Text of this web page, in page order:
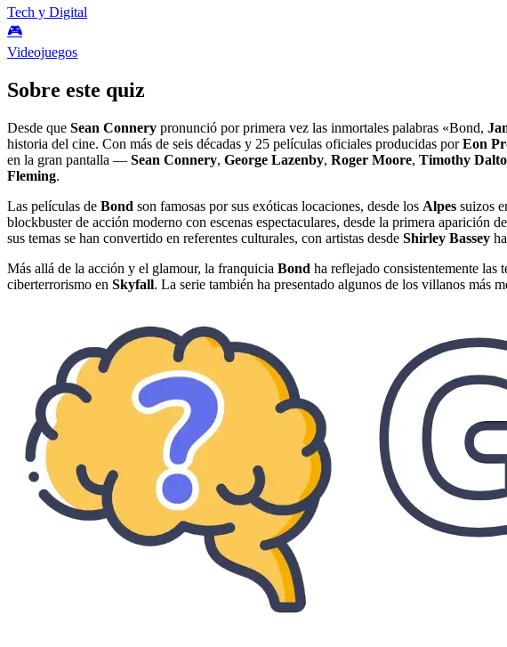
Tech y Digital
🎮
Videojuegos
Sobre este quiz
Desde que Sean Connery pronunció por primera vez las inmortales palabras «Bond,
historia del cine. Con más de seis décadas y 25 películas oficiales producidas porEon
en la gran pantalla — Sean Connery, George Lazenby, Roger Moore, Timothy
Fleming.
Las películas de Bond son famosas por sus exóticas locaciones, desde los Alpes suizos
blockbuster de acción moderno con escenas espectaculares, desde la primera aparición
sus temas se han convertido en referentes culturales, con artistas desde Shirley Bassey
Más allá de la acción y el glamour, la franquicia Bond ha reflejado consistentemente las
ciberterrorismo en Skyfall. La serie también ha presentado algunos de los villanos más